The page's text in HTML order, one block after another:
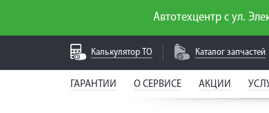
Автотехцентр с ул.
Калькулятор ТО Каталог запчастей
ГАРАНТИИ О СЕРВИСЕ АКЦИИ